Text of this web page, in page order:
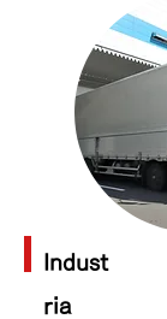
Indust
ria